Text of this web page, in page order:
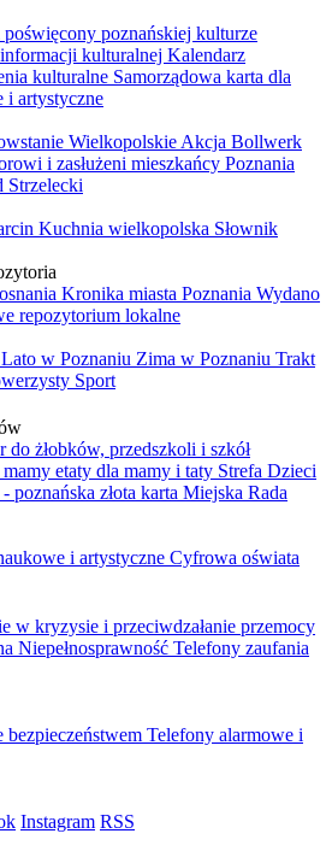
poznańskiej kulturze
kulturalnej Kalendarz
kulturalne Samorządowa karta dla
i artystyczne
Wielkopolskie Akcja Bollwerk
i zasłużeni mieszkańcy Poznania
Strzelecki
Kuchnia wielkopolska Słownik
Kronika miasta Poznania Wydano
repozytorium lokalne
Lato w Poznaniu Zima w Poznaniu Trakt
Sport
do żłobków, przedszkoli i szkół
etaty dla mamy i taty Strefa Dzieci
poznańska złota karta Miejska Rada
i artystyczne Cyfrowa oświata
w kryzysie i przeciwdzałanie przemocy
Niepełnosprawność Telefony zaufania
bezpieczeństwem Telefony alarmowe i
Instagram RSS